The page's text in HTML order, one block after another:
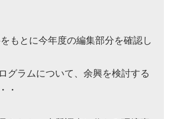
もとに今年度の編集部分を確認し
グラムについて、余興を検討する
・